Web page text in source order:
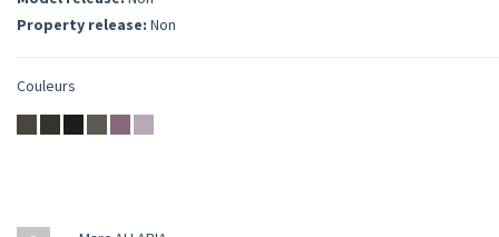
Property release: Non
Couleurs